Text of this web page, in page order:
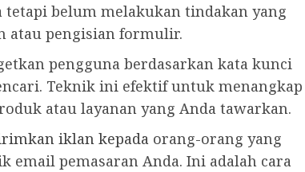
belum melakukan tindakan yang
atau pengisian formulir.
pengguna berdasarkan kata kunci
Teknik ini efektif untuk menangkap
atau layanan yang Anda tawarkan.
iklan kepada orang-orang yang
email pemasaran Anda. Ini adalah cara